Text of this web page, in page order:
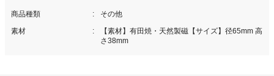
商品種類
その他
素材
【素材】有田焼・天然製磁【サイズ】径65mm 高
さ38mm